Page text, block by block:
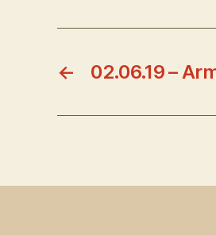
← 02.06.19 –